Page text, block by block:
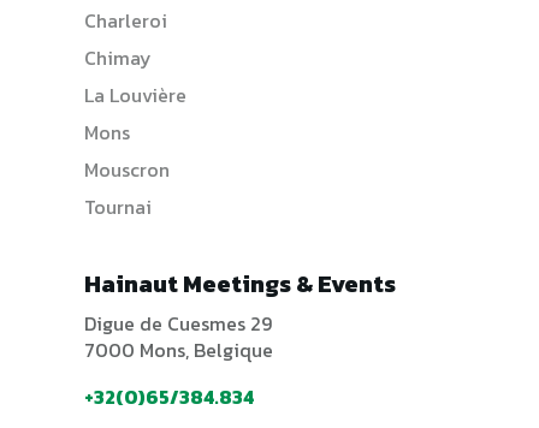
Charleroi
Chimay
La Louvière
Mons
Mouscron
Tournai
Hainaut Meetings & Events
Digue de Cuesmes 29
7000 Mons, Belgique
+32(0)65/384.834